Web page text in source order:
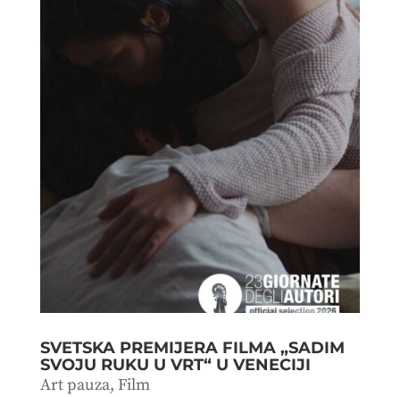
SVETSKA PREMIJERA FILMA „SADIM
SVOJU RUKU U VRT“ U VENECIJI
Art pauza, Film